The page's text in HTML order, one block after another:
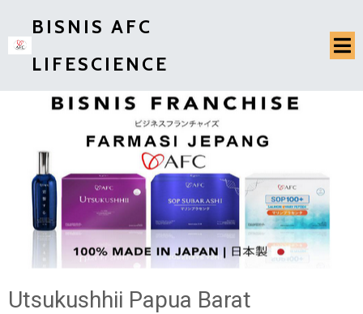
BISNIS AFC
LIFESCIENCE
Utsukushhii Papua Barat